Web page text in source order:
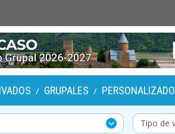
/ GRUPALES / PERSONALIZADO